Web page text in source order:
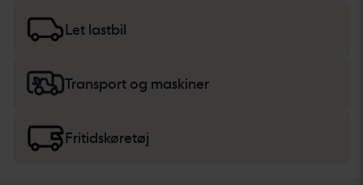
lette lastbilersamt
Let lastbil
Transport og maskiner
Fritidskøretøj